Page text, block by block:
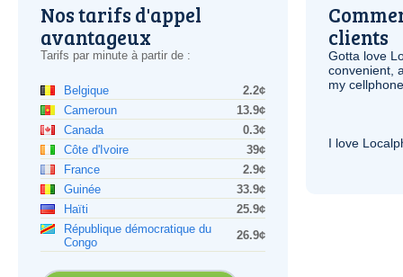
Nos tarifs d'appel
avantageux
Tarifs par minute à partir de :
Belgique
2.2¢
Cameroun
13.9¢
Canada
0.3¢
Côte d'Ivoire
39¢
France
2.9¢
Guinée
33.9¢
Haïti
25.9¢
République démocratique du
Congo
26.9¢
clients
Gotta love
convenient,
my
I love